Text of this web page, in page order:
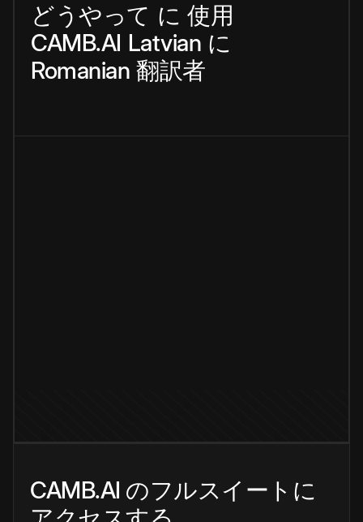
どうやって に 使用
CAMB.AI Latvian に
Romanian 翻訳者
CAMB.AI のフルスイートに